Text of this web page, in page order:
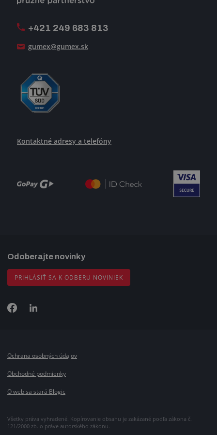
+421 249 683 813
gumex@gumex.sk
Kontaktné adresy a telefóny
Firemný časopis Géčko
Odoberajte novinky
PRIHLÁSIŤ SA K ODBERU NOVINIEK
Všetky práva vyhradené. Kopírovanie obsahu je zakázané podľa zákona č.
121/2000 zb. o práve autorského zákonu.
Ochrana osobných údajov
Obchodné podmienky
O web sa stará Blogic